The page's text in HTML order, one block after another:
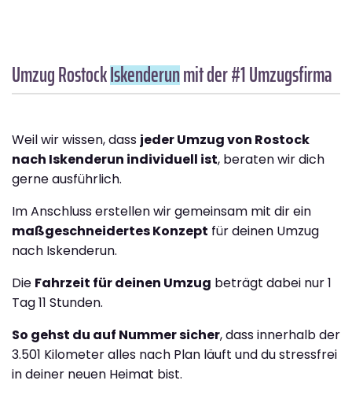
Umzug RostockIskenderunmit der #1 Umzugsfirma
Weil wir wissen, dass jeder Umzug von Rostock
nach Iskenderun individuell ist, beraten wir dich
gerne ausführlich.
Im Anschluss erstellen wir gemeinsam mit dir ein
maßgeschneidertes Konzept für deinen Umzug
nach Iskenderun.
Die Fahrzeit für deinen Umzug beträgt dabei nur 1
Tag 11 Stunden.
So gehst du auf Nummer sicher, dass innerhalb der
3.501 Kilometer alles nach Plan läuft und du stressfrei
in deiner neuen Heimat bist.